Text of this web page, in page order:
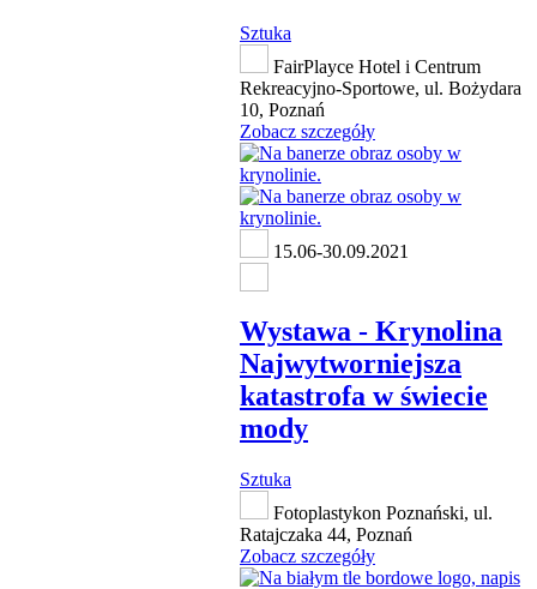
Sztuka
FairPlayce Hotel i Centrum
Rekreacyjno-Sportowe, ul. Bożydara
10, Poznań
Zobacz szczegóły
15.06-30.09.2021
Wystawa - Krynolina
Najwytworniejsza
katastrofa w świecie
mody
Sztuka
Fotoplastykon Poznański, ul.
Ratajczaka 44, Poznań
Zobacz szczegóły